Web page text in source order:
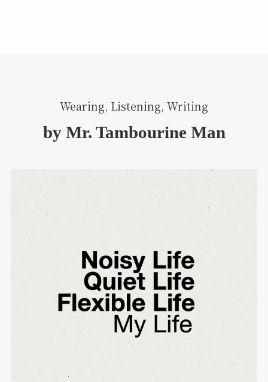
Wearing, Listening, Writing
by Mr. Tambourine Man